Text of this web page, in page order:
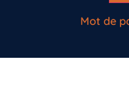
Mot de